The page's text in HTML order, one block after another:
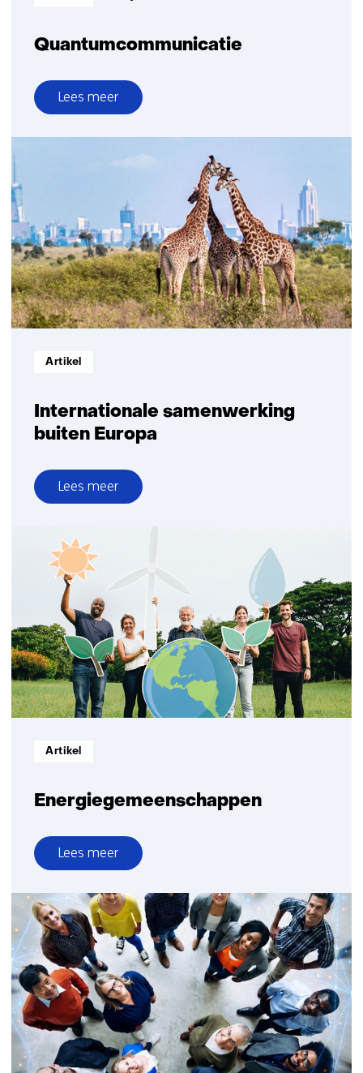
Quantumcommunicatie
Lees meer
over
Quantumcommunicatie
Internationale samenwerking
buiten Europa
Informatietype:
Artikel
Lees meer
over
samenwerking
buiten
Europa
Energiegemeenschappen
Informatietype:
Artikel
Lees meer
over
Energiegemeenschappen